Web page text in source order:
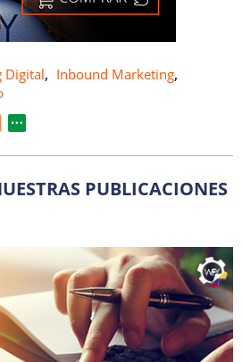
Digital, Inbound Marketing,
PUBLICACIONES